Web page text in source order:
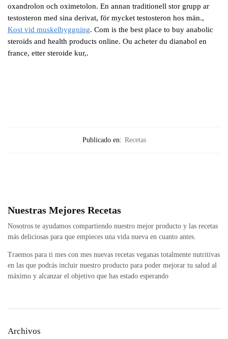
oxandrolon och oximetolon. En annan traditionell stor grupp ar
testosteron med sina derivat, för mycket testosteron hos män.,
Kost vid muskelbyggning. Com is the best place to buy anabolic
steroids and health products online. Ou acheter du dianabol en
france, etter steroide kur,.
Publicado en: Recetas
Nuestras Mejores Recetas
Nosotros te ayudamos compartiendo nuestro mejor producto y las recetas
más deliciosas para que empieces una vida nueva en cuanto antes.
Traemos para ti mes con mes nuevas recetas veganas totalmente nutritivas
en las que podrás incluir nuestro producto para poder mejorar tu salud al
máximo y alcanzar el objetivo que has estado esperando
Archivos